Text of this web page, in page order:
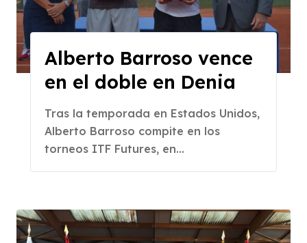
Alberto Barroso vence
en el doble en Denia
Tras la temporada en Estados Unidos,
Alberto Barroso compite en los
torneos ITF Futures, en...